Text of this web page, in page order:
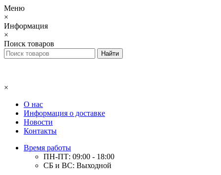
Меню
×
Информация
×
Поиск товаров
×
О нас
Информация о доставке
Новости
Контакты
Время работы
ПН-ПТ: 09:00 - 18:00
СБ и ВС: Выходной